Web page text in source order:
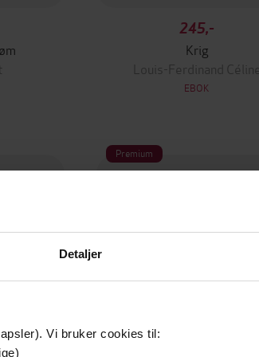
Detaljer
Vi bruker cookies til:
245,-
Krig
Louis-Ferdinand
EBOK
Premium